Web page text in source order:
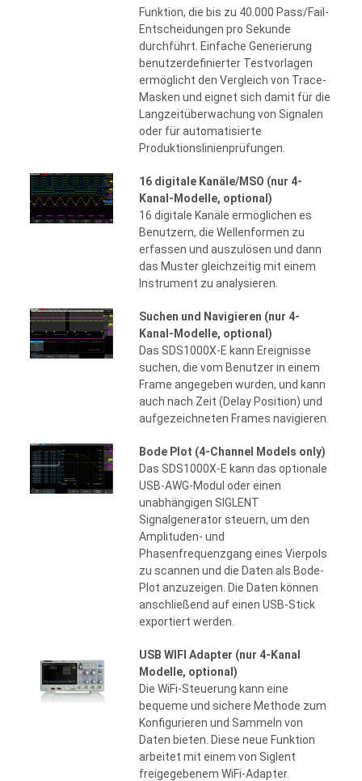
Funktion, die bis zu 40.000 Pass/Fail-
Entscheidungen pro Sekunde
durchführt. Einfache Generierung
benutzerdefinierter Testvorlagen
ermöglicht den Vergleich von Trace-
Masken und eignet sich damit für die
Langzeitüberwachung von Signalen
oder für automatisierte
Produktionslinienprüfungen.
16 digitale Kanäle/MSO (nur 4-
Kanal-Modelle, optional)
16 digitale Kanäle ermöglichen es
Benutzern, die Wellenformen zu
erfassen und auszulösen und dann
das Muster gleichzeitig mit einem
Instrument zu analysieren.
Suchen und Navigieren (nur 4-
Kanal-Modelle, optional)
Das SDS1000X-E kann Ereignisse
suchen, die vom Benutzer in einem
Frame angegeben wurden, und kann
auch nach Zeit (Delay Position) und
aufgezeichneten Frames navigieren.
Bode Plot (4-Channel Models only)
Das SDS1000X-E kann das optionale
USB-AWG-Modul oder einen
unabhängigen SIGLENT
Signalgenerator steuern, um den
Amplituden- und
Phasenfrequenzgang eines Vierpols
zu scannen und die Daten als Bode-
Plot anzuzeigen. Die Daten können
anschließend auf einen USB-Stick
exportiert werden.
USB WIFI Adapter (nur 4-Kanal
Modelle, optional)
Die WiFi-Steuerung kann eine
bequeme und sichere Methode zum
Konfigurieren und Sammeln von
Daten bieten. Diese neue Funktion
arbeitet mit einem von Siglent
freigegebenem WiFi-Adapter.